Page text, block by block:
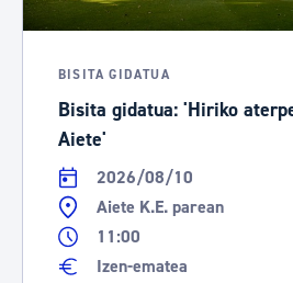
BISITA GIDATUA
Bisita gidatua: 'Hiriko
Aiete'
2026/08/10
Aiete K.E. parean
11:00
Izen-ematea